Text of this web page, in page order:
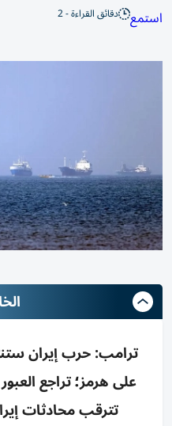
استمع دقائق القراءة - 2
ترامب: حرب إيران
تترقب محادثات